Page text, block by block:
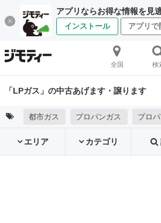
アプリならお得な情報を見
インストール アプリで
全国 検
「LPガス」の中古あげます・譲ります
都市ガス プロパンガス プロ
エリア カテゴリ